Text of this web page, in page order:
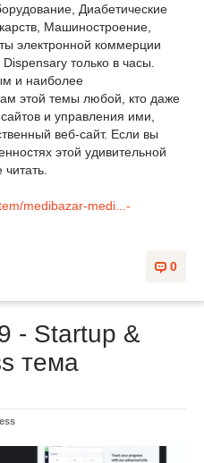
Диабетические
Машиностроение,
электронной коммерции
только в часы.
и наиболее
этой темы любой, кто даже
и управления ими,
веб-сайт. Если вы
этой удивительной
medibazar-medi...-
0
- Startup &
тема